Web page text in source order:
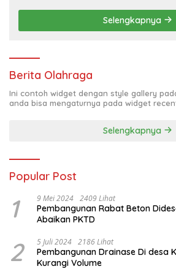
Selengkapnya
Berita Olahraga
Ini contoh widget dengan style gallery
anda bisa mengaturnya pada widget
Selengkapnya
Popular Post
1 9 Mei 2024 2409 Lihat
Pembangunan Rabat Beton
Abaikan PKTD
2 5 Juli 2024 2186 Lihat
Pembangunan Drainase Di desa
Kurangi Volume